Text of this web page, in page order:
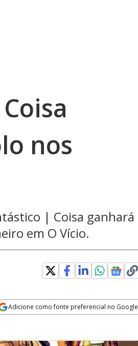
nos
| Coisa ganhará
em O Vício.
Adicione como fonte preferencial no Google